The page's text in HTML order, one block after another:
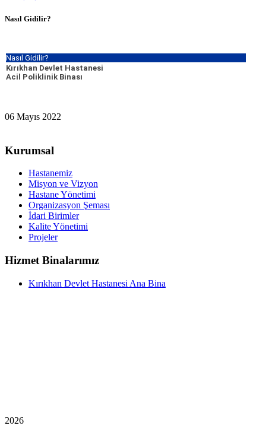
Nasıl Gidilir?
Nasıl Gidilir?
Kırıkhan Devlet Hastanesi
Acil Poliklinik Binası
06 Mayıs 2022
Kurumsal
Hastanemiz
Misyon ve Vizyon
Hastane Yönetimi
Organizasyon Şeması
İdari Birimler
Kalite Yönetimi
Projeler
Hizmet Binalarımız
Kırıkhan Devlet Hastanesi Ana Bina
2026